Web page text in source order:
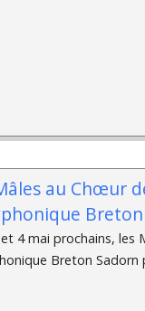
au Chœur
4 mai prochains, les
Breton Sadorn